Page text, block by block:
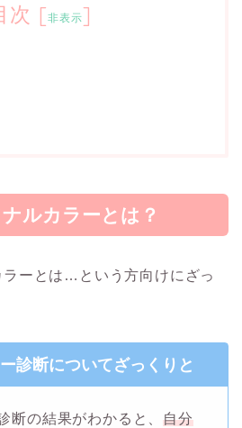
次 [非表示]
ルカラーとは？
ーとは…という方向けにざっ
診断についてざっくりと
断の結果がわかると、自分